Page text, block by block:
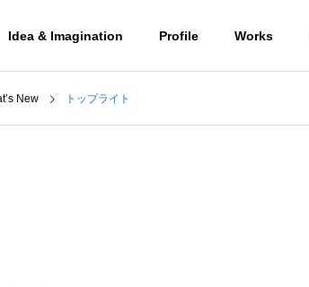
Idea & Imagination Profile Works
New トップライト